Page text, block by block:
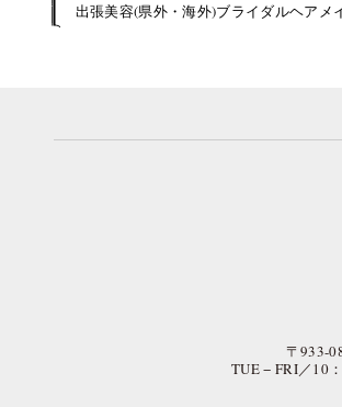
出張美容(県外・海外)ブライダルヘア
〒933-
TUE − FRI／